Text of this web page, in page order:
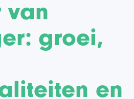
van
groei,
en